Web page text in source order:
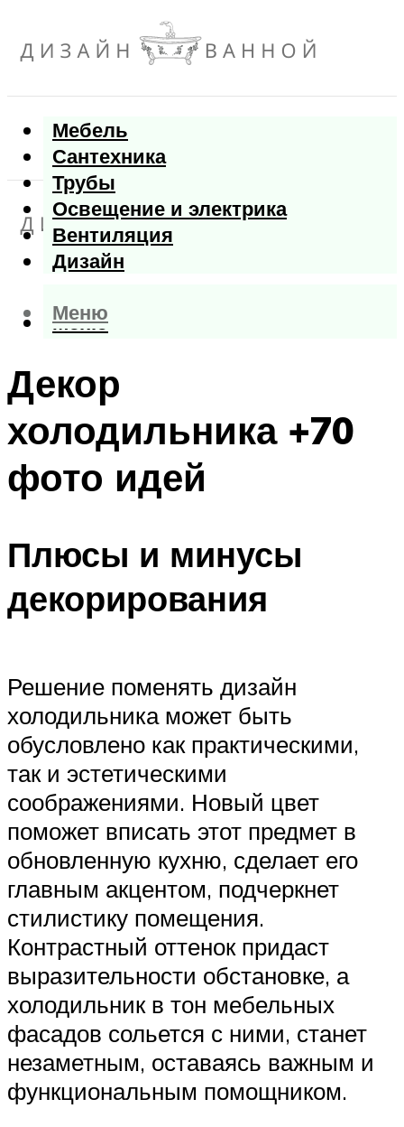
Мебель
Сантехника
Трубы
Освещение и электрика
Вентиляция
Дизайн
Меню
Меню
Декор
холодильника +70
фото идей
Плюсы и минусы
декорирования
Решение поменять дизайн
холодильника может быть
обусловлено как практическими,
так и эстетическими
соображениями. Новый цвет
поможет вписать этот предмет в
обновленную кухню, сделает его
главным акцентом, подчеркнет
стилистику помещения.
Контрастный оттенок придаст
выразительности обстановке, а
холодильник в тон мебельных
фасадов сольется с ними, станет
незаметным, оставаясь важным и
функциональным помощником.